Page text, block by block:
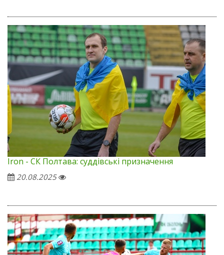
Iron - СК Полтава: суддівські призначення
20.08.2025